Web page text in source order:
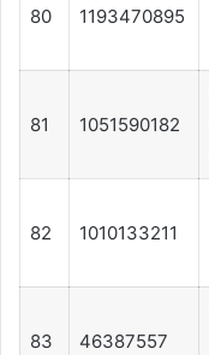
80 1193470895
81 1051590182
82 1010133211
83 46387557